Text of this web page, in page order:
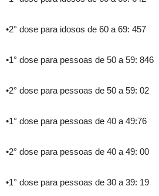
•2° dose para idosos de 60 a 69: 457
•1° dose para pessoas de 50 a 59: 846
•2° dose para pessoas de 50 a 59: 02
•1° dose para pessoas de 40 a 49:76
•2° dose para pessoas de 40 a 49: 00
•1° dose para pessoas de 30 a 39: 19